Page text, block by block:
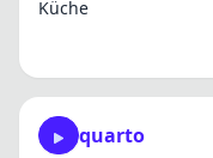
Küche
quarto